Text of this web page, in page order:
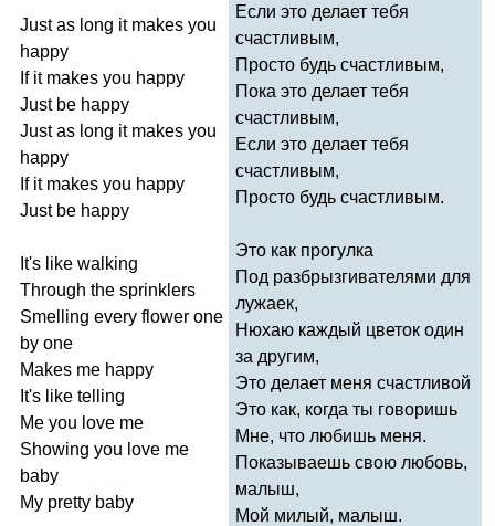
Just as long it makes you
happy
If it makes you happy
Just be happy
Just as long it makes you
happy
If it makes you happy
Just be happy
It's like walking
Through the sprinklers
Smelling every flower one
by one
Makes me happy
It's like telling
Me you love me
Showing you love me
baby
My pretty baby
Если это делает тебя
счастливым,
Просто будь счастливым,
Пока это делает тебя
счастливым,
Если это делает тебя
счастливым,
Просто будь счастливым.
Это как прогулка
Под разбрызгивателями для
лужаек,
Нюхаю каждый цветок один
за другим,
Это делает меня счастливой
Это как, когда ты говоришь
Мне, что любишь меня.
Показываешь свою любовь,
малыш,
Мой милый, малыш.